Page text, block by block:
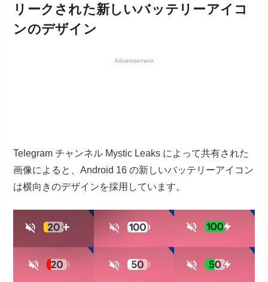
リークされた新しいバッテリーアイコ
ンのデザイン
Advertisement
Telegram チャンネル Mystic Leaks によって共有された
画像によると、Android 16 の新しいバッテリーアイコン
は横向きのデザインを採用しています。